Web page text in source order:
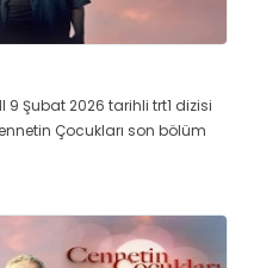
9 Şubat 2026 tarihli trt1 dizisi
Çocukları son bölüm